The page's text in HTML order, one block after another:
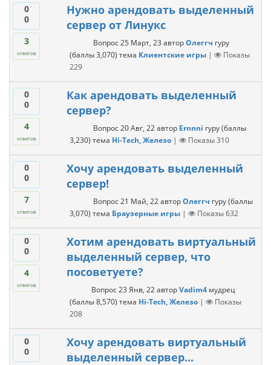
0
0
3
ответов
Нужно арендовать выделенный
сервер от Линукс
Вопрос 25 Март, 23 авторОлеггч гуру
(баллы3,070) тема Клиентские игры |
Показы
229
0
0
4
ответов
Как арендовать выделенный
сервер?
Вопрос 20 Авг, 22 автор Ernnni гуру (баллы
3,230) тема Hi-Tech, Железо | Показы310
0
0
7
ответов
Хочу арендовать выделенный
сервер!
Вопрос 21 Май, 22 авторОлеггч гуру (баллы
3,070) тема Браузерные игры | Показы632
0
0
4
ответов
Хотим арендовать виртуальный
выделенный сервер, что
посоветуете?
Вопрос 23 Янв, 22 авторVadim4 мудрец
(баллы8,570) тема Hi-Tech, Железо |
Показы
208
0
0
Хочу арендовать виртуальный
выделенный сервер...